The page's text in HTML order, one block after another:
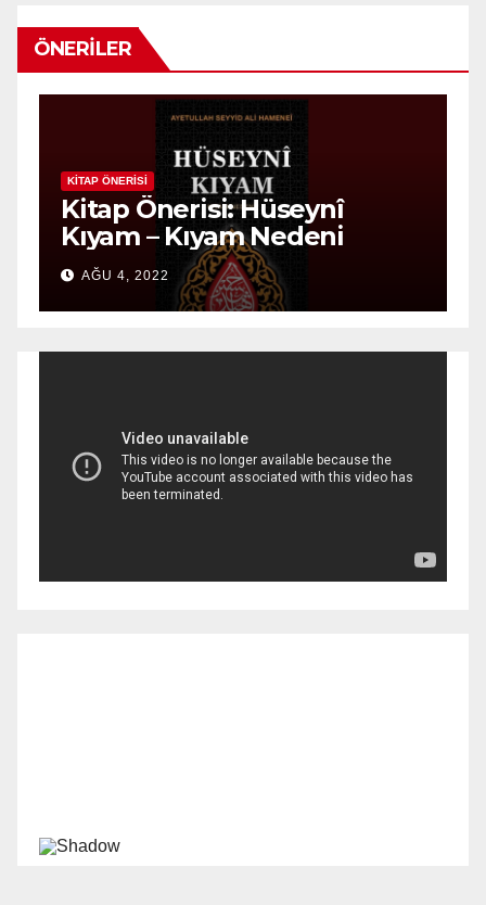
ÖNERILER
KITAP ÖNERISI
Kitap Önerisi: Hüseynî
Kıyam – Kıyam Nedeni
AĞU 4, 2022